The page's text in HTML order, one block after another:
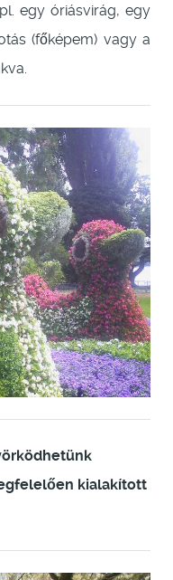
egy óriásvirág, egy
(főképem) vagy a
kialakított